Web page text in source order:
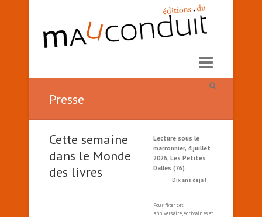
Presse
Cette semaine
dans le Monde
des livres
Lecture sous le
marronnier, 4 juillet
2026, Les Petites
Dalles (76)
Dix ans déjà !
Pour fêter cet
anniversaire, écrivain.es et